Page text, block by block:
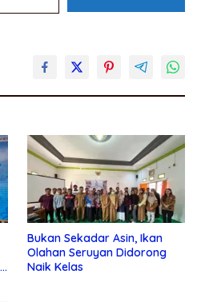
Bukan Sekadar Asin, Ikan
Olahan Seruyan Didorong
Naik Kelas